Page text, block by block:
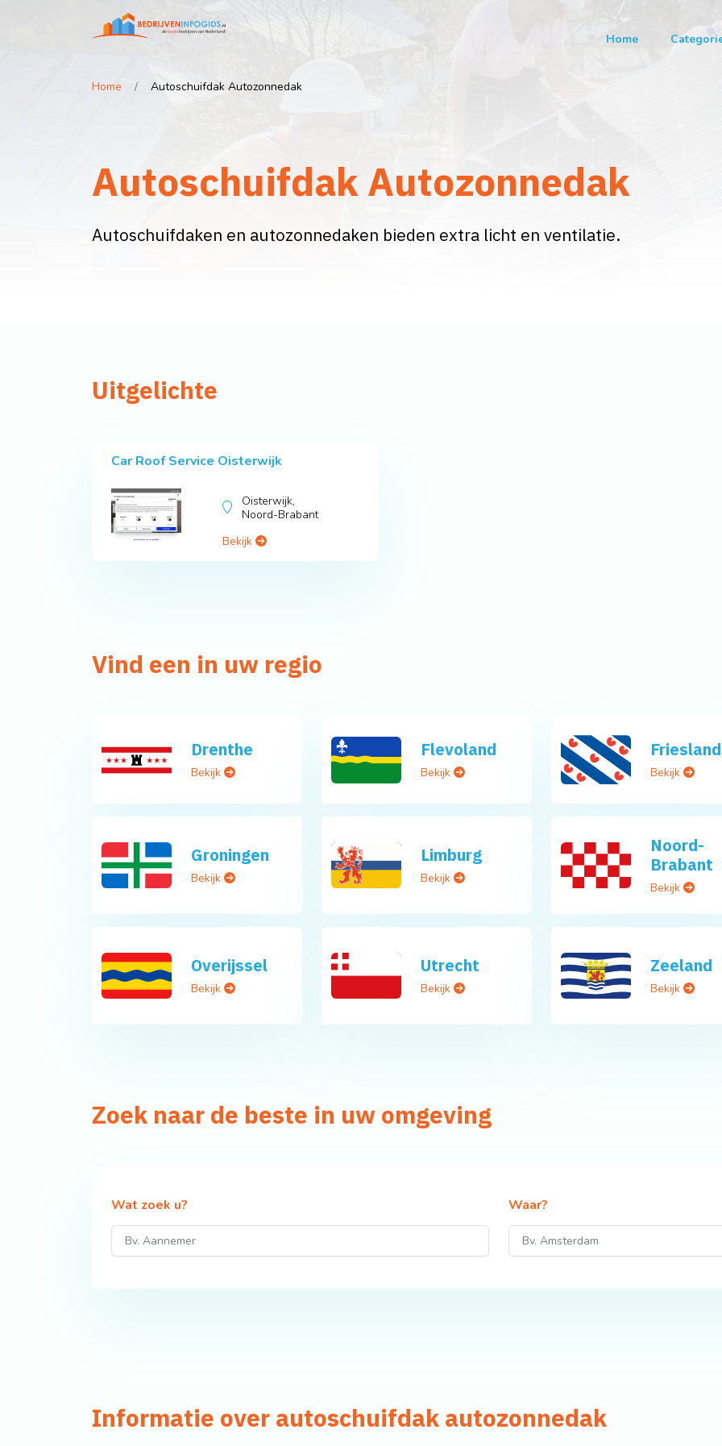
Home
Home Autoschuifdak Autozonnedak
Autoschuifdak Autozonnedak
Autoschuifdaken en autozonnedaken bieden extra licht en ventilatie.
Uitgelichte
Car Roof Service Oisterwijk
Oisterwijk,
Noord-Brabant
Bekijk
Vind een in uw regio
Drenthe
Bekijk
Flevoland
Bekijk
Friesland
Bekijk
Groningen
Bekijk
Limburg
Bekijk
Noord-
Brabant
Bekijk
Overijssel
Bekijk
Utrecht
Bekijk
Zeeland
Bekijk
Zoek naar de beste in uw omgeving
Wat zoek u? Waar?
Informatie over autoschuifdak autozonnedak